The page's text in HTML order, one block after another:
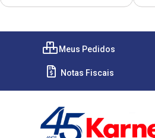
Meus Pedidos
Notas Fiscais